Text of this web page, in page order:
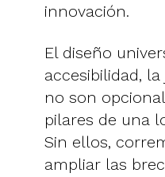
innovación.
El diseño
accesibilidad,
no son
pilares de una
Sin ellos,
ampliar las